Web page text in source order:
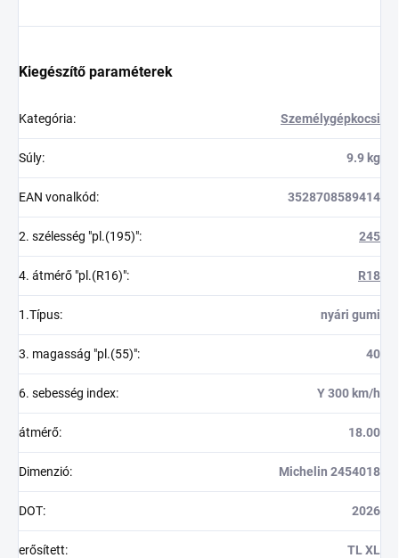
Kiegészítő paraméterek
Kategória: Személygépkocsi
Súly: 9.9 kg
EAN vonalkód: 3528708589414
2. szélesség "pl.(195)": 245
4. átmérő "pl.(R16)": R18
1.Típus: nyári gumi
3. magasság "pl.(55)": 40
6. sebesség index: Y 300 km/h
átmérő: 18.00
Dimenzió: Michelin 2454018
DOT: 2026
erősített: TL XL